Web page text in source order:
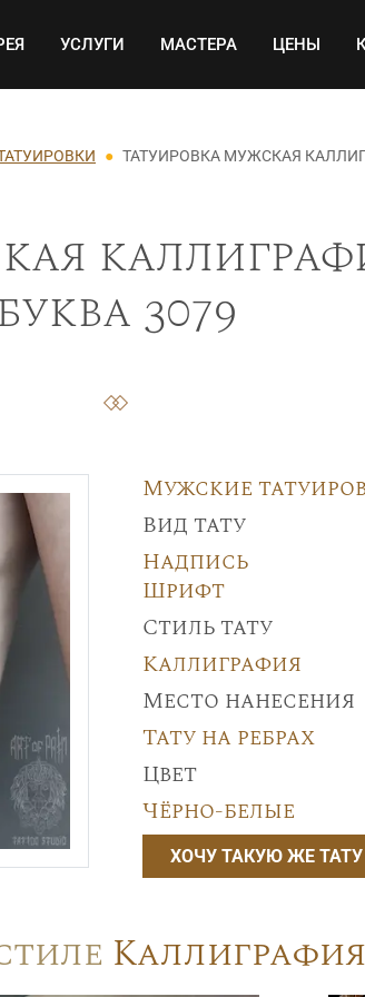
навигация
УСЛУГИ МАСТЕРА ЦЕНЫ
ТАТУИРОВКА МУЖСКАЯ
3079
Мужские
Вид тату
Надпись
Шрифт
Стиль тату
Каллиграфия
Место нанесения
Тату на ребрах
Цвет
Чёрно-белые
ХОЧУ ТАКУЮ ЖЕ ТАТУ
Каллиграфия